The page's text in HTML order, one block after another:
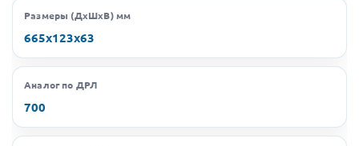
Размеры (ДхШхВ) мм
665х123х63
Аналог по ДРЛ
700